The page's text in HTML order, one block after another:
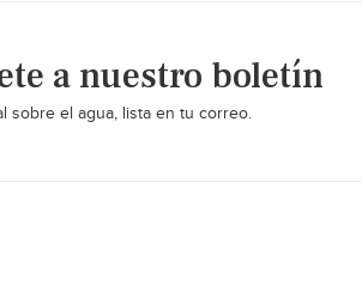
a nuestro boletín
sobre el agua, lista en tu correo.